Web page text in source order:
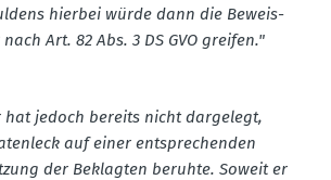
hierbei würde dann die Beweis­
Art. 82 Abs. 3 DS GVO greifen."
hat jedoch bereits nicht dargelegt,
auf einer entspre­chenden
der Beklagten beruhte. Soweit er